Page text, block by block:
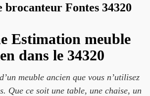
Fontes 34320
Estimation meuble
dans le 34320
meuble ancien que vous n’utilisez
Que ce soit une table, une chaise, un